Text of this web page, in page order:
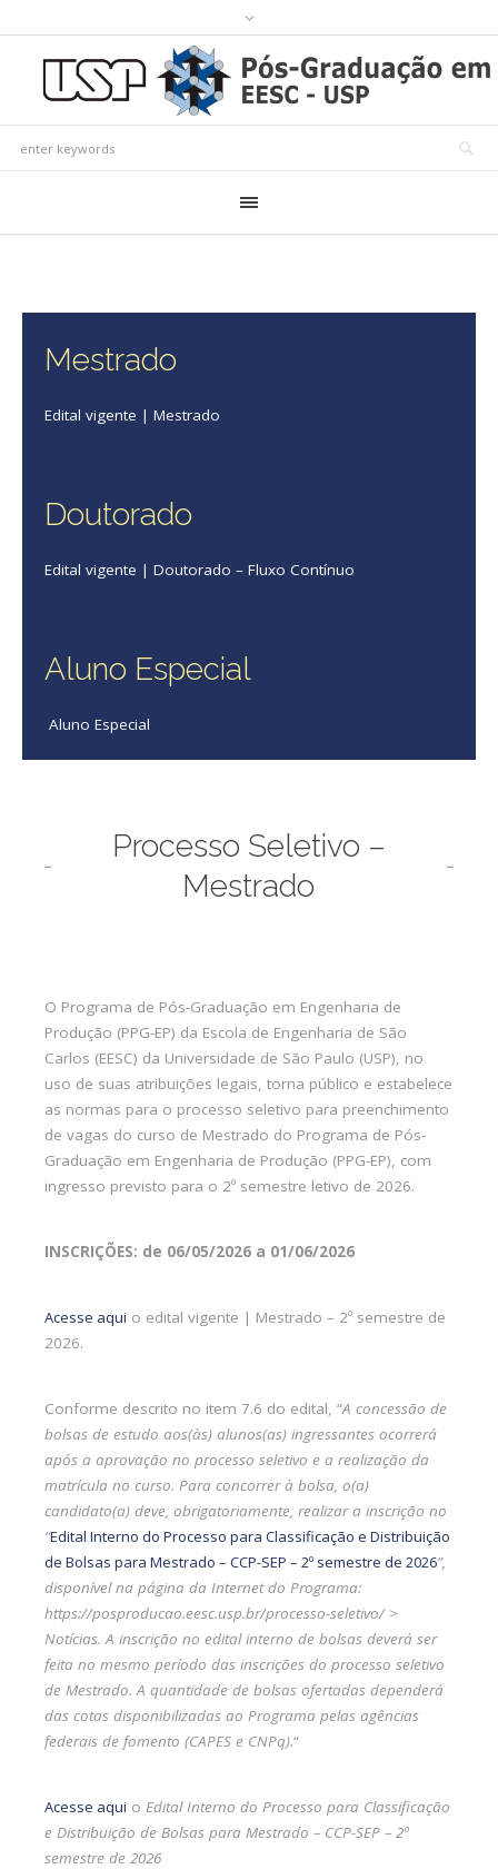
Mestrado
Edital vigente | Mestrado
Doutorado
Edital vigente | Doutorado – Fluxo Contínuo
Aluno Especial
Aluno Especial
Processo Seletivo –
Mestrado
O Programa de Pós-Graduação em Engenharia de
Produção (PPG-EP) da Escola de Engenharia de São
Carlos (EESC) da Universidade de São Paulo (USP), no
uso de suas atribuições legais, torna público e estabelece
as normas para o processo seletivo para preenchimento
de vagas do curso de Mestrado do Programa de Pós-
Graduação em Engenharia de Produção (PPG-EP), com
ingresso previsto para o 2º semestre letivo de 2026.
INSCRIÇÕES: de 06/05/2026 a 01/06/2026
Acesse aqui o edital vigente | Mestrado – 2º semestre de
2026.
Conforme descrito no item 7.6 do edital, “A concessão de
bolsas de estudo aos(às) alunos(as) ingressantes ocorrerá
após a aprovação no processo seletivo e a realização da
matrícula no curso. Para concorrer à bolsa, o(a)
candidato(a) deve, obrigatoriamente, realizar a inscrição no
“Edital Interno do Processo para Classificação e Distribuição
de Bolsas para Mestrado – CCP-SEP – 2º semestre de 2026”,
disponível na página da Internet do Programa:
https://posproducao.eesc.usp.br/processo-seletivo/ >
Notícias. A inscrição no edital interno de bolsas deverá ser
feita no mesmo período das inscrições do processo seletivo
de Mestrado. A quantidade de bolsas ofertadas dependerá
das cotas disponibilizadas ao Programa pelas agências
federais de fomento (CAPES e CNPq).“
Acesse aqui oEdital Interno do Processo para Classificação
e Distribuição de Bolsas para Mestrado – CCP-SEP – 2º
semestre de 2026